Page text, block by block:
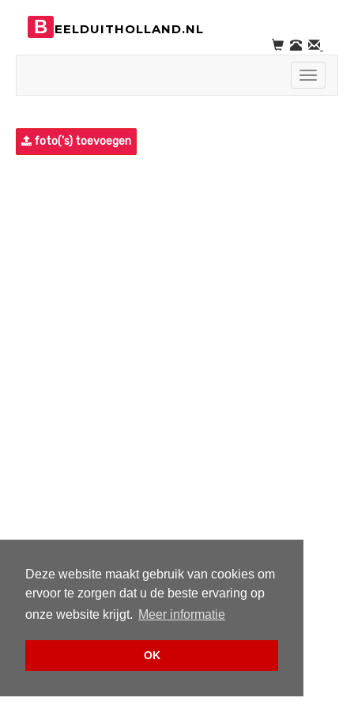
Deze website maakt gebruik van cookies om
ervoor te zorgen dat u de beste ervaring op
onze website krijgt. Meer informatie
OK
B EELDUITHOLLAND.NL
Toggle
foto('s) toevoegen